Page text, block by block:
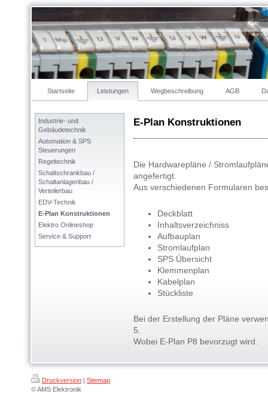
Startseite Leistungen Wegbeschreibung AGB
Industrie- und
Gebäudetechnik
Automation & SPS
Steuerungen
Regeltechnik
Schaltschrankbau /
Schaltanlagenbau /
Verteilerbau
EDV-Technik
E-Plan Konstruktionen
Elektro Onlineshop
Service & Support
E-Plan Konstruktionen
Die Hardwarepläne /
angefertigt.
Aus verschiedenen Formularen
Deckblatt
Inhaltsverzeichniss
Aufbauplan
Stromlaufplan
SPS Übersicht
Klemmenplan
Kabelplan
Stückliste
Bei der Erstellung der Pläne
5.
Wobei E-Plan P8 bevorzugt wird.
Druckversion | Sitemap
© AMS Elektronik